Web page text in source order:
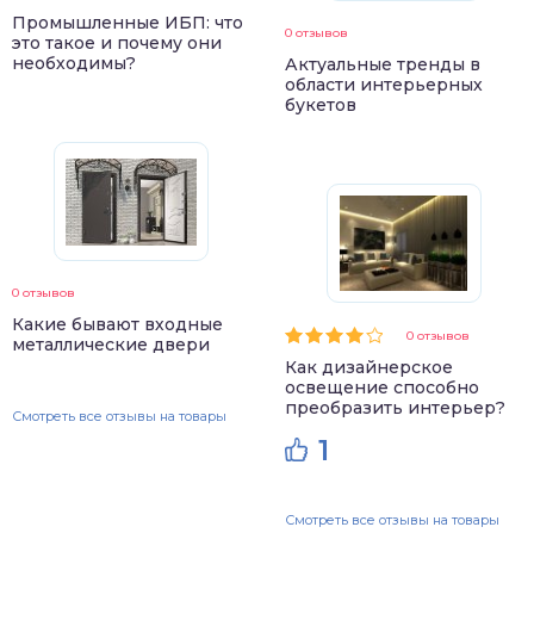
Промышленные ИБП: что
это такое и почему они
необходимы?
0 отзывов
Какие бывают входные
металлические двери
Смотреть все отзывы на товары
0 отзывов
Актуальные тренды в
области интерьерных
букетов
0 отзывов
Как дизайнерское
освещение способно
преобразить интерьер?
1
Смотреть все отзывы на товары